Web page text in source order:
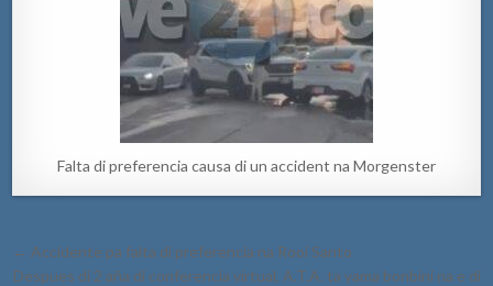
Falta di preferencia causa di un accident na Morgenster
Post
navigation
← Accidente pa falta di preferencia na Rooi Santo
Despues di 2 aña di conferencia virtual, A.T.A. ta yama bonbini na e di